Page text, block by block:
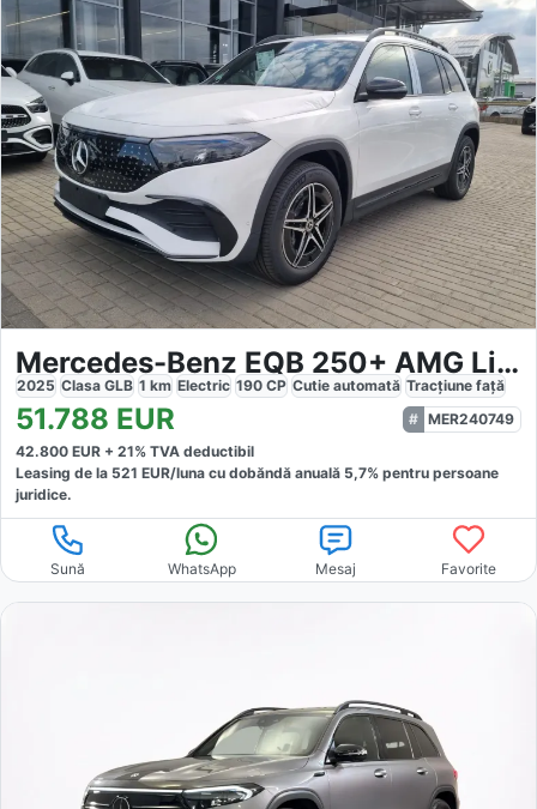
Mercedes-Benz EQB 250+ AMG Line
2025 Clasa GLB 1 km Electric 190 CP Cutie automată Tracțiune față
51.788 EUR
MER240749
42.800 EUR + 21% TVA deductibil
Leasing de la 521 EUR/luna cu dobăndă anuală 5,7% pentru persoane
juridice.
Sună WhatsApp Mesaj Favorite